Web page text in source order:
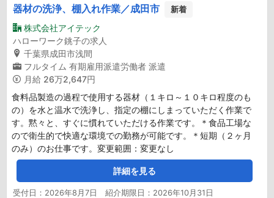
器材の洗浄、棚入れ作業／成田市 新着
株式会社アイテック
ハローワーク銚子の求人
千葉県成田市浅間
フルタイム 有期雇用派遣労働者 派遣
月給 26万2,647円
食料品製造の過程で使用する器材（１キロ～１０キロ程度のも
の）を水と温水で洗浄し、指定の棚にしまっていただく作業で
す。黙々と、すぐに慣れていただける作業です。＊食品工場な
ので衛生的で快適な環境での勤務が可能です。＊短期（２ヶ月
のみ）のお仕事です。変更範囲：変更なし
詳細を見る
受付日：2026年8月7日 紹介期限日：2026年10月31日